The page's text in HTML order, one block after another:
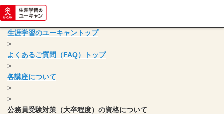
生涯学習のユーキャントップ
>
よくあるご質問（FAQ）トップ
>
各講座について
>
>
公務員受験対策（大卒程度）の資格について